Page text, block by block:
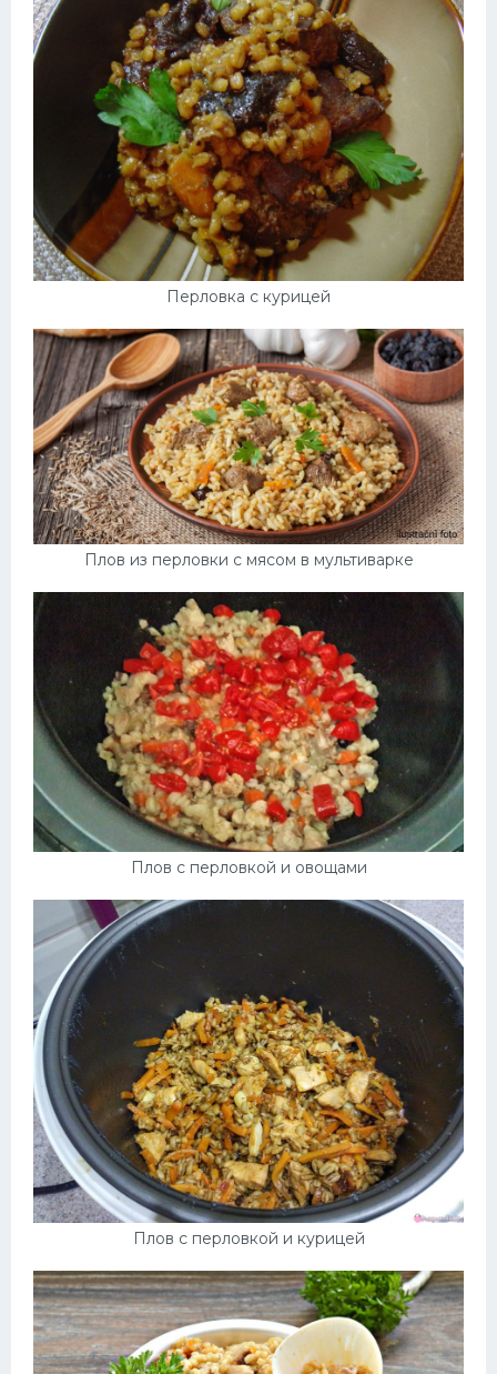
Перловка с курицей
Плов из перловки с мясом в мультиварке
Плов с перловкой и овощами
Плов с перловкой и курицей